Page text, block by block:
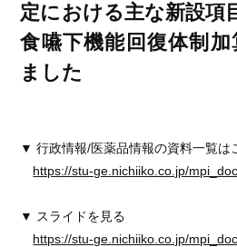
定における主な新設項
食嚥下機能回復体制
ました
▼ 行政情報/医薬品情報の資料一覧は
https://stu-ge.nichiiko.co.jp/
▼ スライドを見る
https://stu-ge.nichiiko.co.jp/